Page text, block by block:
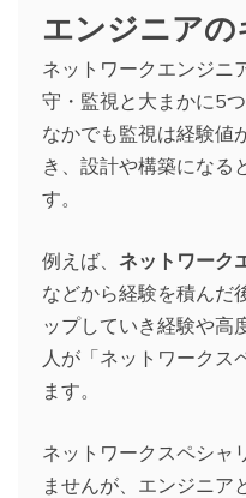
エンジニア
ネットワークエンジニ
守・監視と大まかに5
なかでも監視は経験値
き、設計や構築になる
す。
例えば、 ネットワーク
などから経験を積んだ
ップしていき経験や高
人が「ネットワークス
ます。
ネットワークスペシャ
ませんが、エンジニア